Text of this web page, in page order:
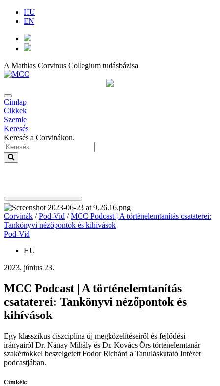
HU
EN
A Mathias Corvinus Collegium tudásbázisa
Címlap
Cikkek
Szemle
Keresés
Keresés a Corvinákon.
Corvinák /Pod-Vid /MCC Podcast | A történelemtanítás csataterei:
Tankönyvi nézőpontok és kihívások
Pod-Vid
HU
2023. június 23.
MCC Podcast | A történelemtanítás
csataterei: Tankönyvi nézőpontok és
kihívások
Egy klasszikus diszciplína új megközelítéseiről és fejlődési
irányairól Dr. Nánay Mihály és Dr. Kovács Örs történelemtanár
szakértőkkel beszélgetett Fodor Richárd a Tanuláskutató Intézet
podcastjában.
Címkék: